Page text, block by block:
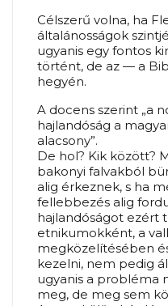
Célszerű volna, ha
általánosságok
ugyanis egy fontos
történt, de az — a
hegyén.
A docens szerint „a
hajlandóság a
alacsony”.
De hol? Kik között?
bakonyi falvakból
alig érkeznek, s ha
fellebbezés alig
hajlandóságot ezért
etnikumokként, a
megközelítésében
kezelni, nem pedig
ugyanis a probléma
meg, de meg sem